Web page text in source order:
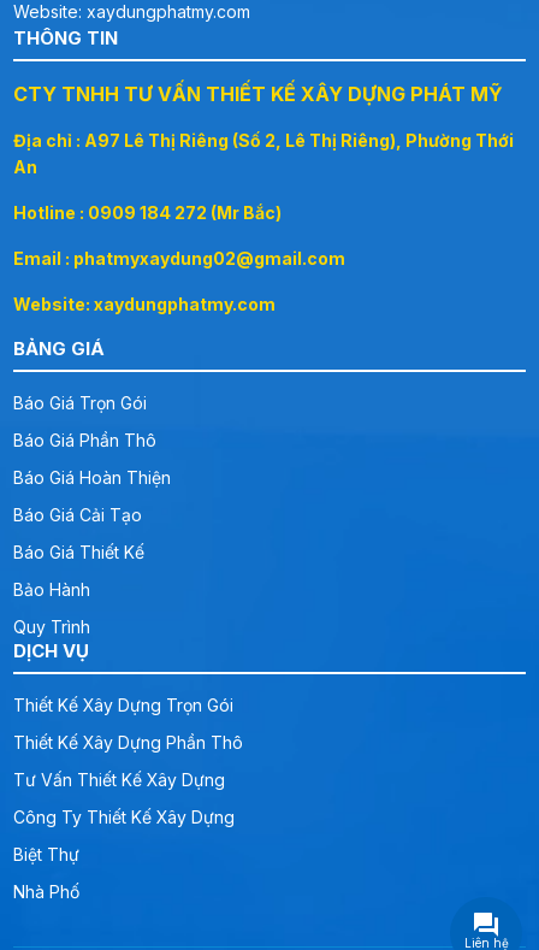
Website: xaydungphatmy.com
THÔNG TIN
CTY TNHH TƯ VẤN THIẾT KẾ XÂY DỰNG PHÁT MỸ
Địa chỉ : A97 Lê Thị Riêng (Số 2, Lê Thị Riêng), Phường Thới
An
Hotline : 0909 184 272 (Mr Bắc)
Email : phatmyxaydung02@gmail.com
Website: xaydungphatmy.com
BẢNG GIÁ
Báo Giá Trọn Gói
Báo Giá Phần Thô
Báo Giá Hoàn Thiện
Báo Giá Cải Tạo
Báo Giá Thiết Kế
Bảo Hành
Quy Trình
DỊCH VỤ
Thiết Kế Xây Dựng Trọn Gói
Thiết Kế Xây Dựng Phần Thô
Tư Vấn Thiết Kế Xây Dựng
Công Ty Thiết Kế Xây Dựng
Biệt Thự
Nhà Phố
Liên hệ